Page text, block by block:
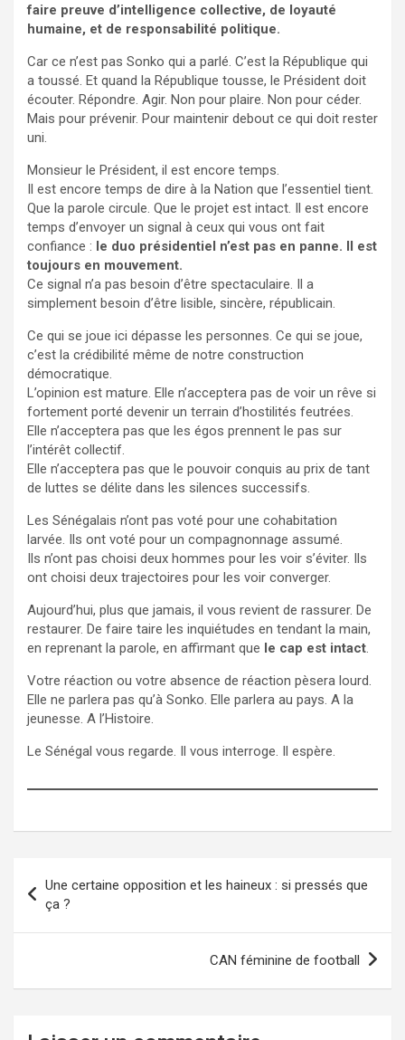
faire preuve d’intelligence collective, de loyauté
humaine, et de responsabilité politique.
Car ce n’est pas Sonko qui a parlé. C’est la République qui
a toussé. Et quand la République tousse, le Président doit
écouter. Répondre. Agir. Non pour plaire. Non pour céder.
Mais pour prévenir. Pour maintenir debout ce qui doit rester
uni.
Monsieur le Président, il est encore temps.
Il est encore temps de dire à la Nation que l’essentiel tient.
Que la parole circule. Que le projet est intact. Il est encore
temps d’envoyer un signal à ceux qui vous ont fait
confiance : le duo présidentiel n’est pas en panne. Il est
toujours en mouvement.
Ce signal n’a pas besoin d’être spectaculaire. Il a
simplement besoin d’être lisible, sincère, républicain.
Ce qui se joue ici dépasse les personnes. Ce qui se joue,
c’est la crédibilité même de notre construction
démocratique.
L’opinion est mature. Elle n’acceptera pas de voir un rêve si
fortement porté devenir un terrain d’hostilités feutrées.
Elle n’acceptera pas que les égos prennent le pas sur
l’intérêt collectif.
Elle n’acceptera pas que le pouvoir conquis au prix de tant
de luttes se délite dans les silences successifs.
Les Sénégalais n’ont pas voté pour une cohabitation
larvée. Ils ont voté pour un compagnonnage assumé.
Ils n’ont pas choisi deux hommes pour les voir s’éviter. Ils
ont choisi deux trajectoires pour les voir converger.
Aujourd’hui, plus que jamais, il vous revient de rassurer. De
restaurer. De faire taire les inquiétudes en tendant la main,
en reprenant la parole, en affirmant que le cap est intact
Votre réaction ou votre absence de réaction pèsera lourd.
Elle ne parlera pas qu’à Sonko. Elle parlera au pays. A la
jeunesse. A l’Histoire.
Le Sénégal vous regarde. Il vous interroge. Il espère.
de
l’article
Une certaine opposition et les haineux : si pressés que
ça ?
CAN féminine de football